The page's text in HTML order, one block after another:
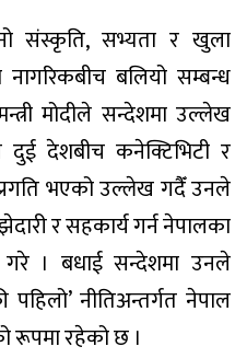
संस्कृति, सभ्यता र खुला
बलियो सम्बन्ध
मोदीले सन्देशमा उल्लेख
देशबीच कनेक्टिभिटी र
भएको उल्लेख गदैँ उनले
र सहकार्य गर्न नेपालका
गरे । बधाई सन्देशमा उनले
नीतिअन्तर्गत नेपाल
रूपमा रहेको छ ।